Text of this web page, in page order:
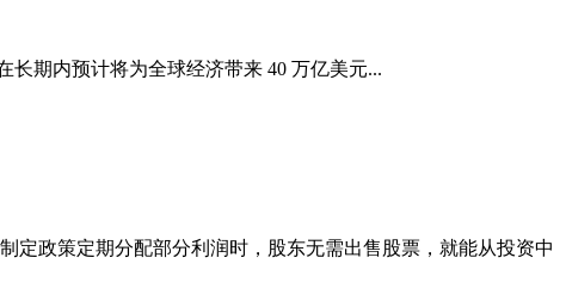
长期内预计将为全球经济带来 40 万亿美元...
定政策定期分配部分利润时，股东无需出售股票，就能从投资中